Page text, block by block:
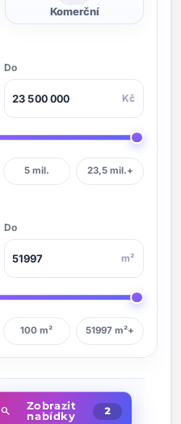
Komerční
Do
Kč
5 mil. 23,5 mil.+
Do
m²
100 m² 51997 m²+
search
Zobrazit
nabídky
2